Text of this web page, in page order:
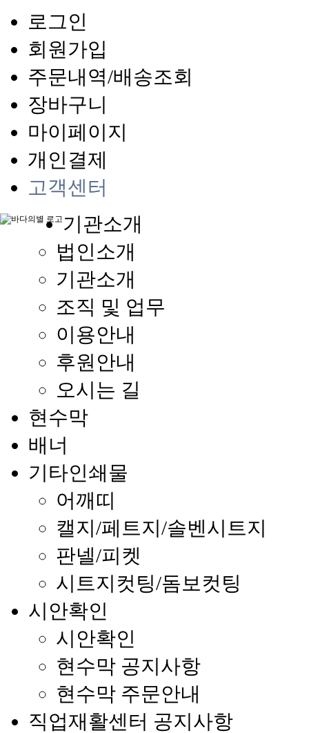
로그인
회원가입
주문내역/배송조회
장바구니
마이페이지
개인결제
고객센터
기관소개
법인소개
기관소개
조직 및 업무
이용안내
후원안내
오시는 길
현수막
배너
기타인쇄물
어깨띠
캘지/페트지/솔벤시트지
판넬/피켓
시트지컷팅/돔보컷팅
시안확인
시안확인
현수막 공지사항
현수막 주문안내
직업재활센터 공지사항